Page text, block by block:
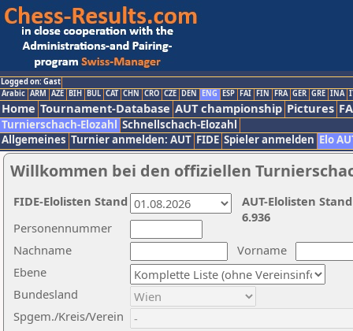
Logged on: Gast
Arabic ARM AZE BIH BUL CAT CHN CRO CZE DEN ENG ESP FAI FIN FRA GER GRE INA
Home Tournament-Database AUT championship Pictures
Turnierschach-Elozahl Schnellschach-Elozahl
Allgemeines Turnier anmelden: AUT FIDE Spieler anmelden Elo
Willkommen bei den offiziellen
Nachname
Vorname
Ebene
Personennummer
Bundesland
Spgem./Kreis/Verein
AUT-Elolisten
6.936
FIDE-Elolisten Stand